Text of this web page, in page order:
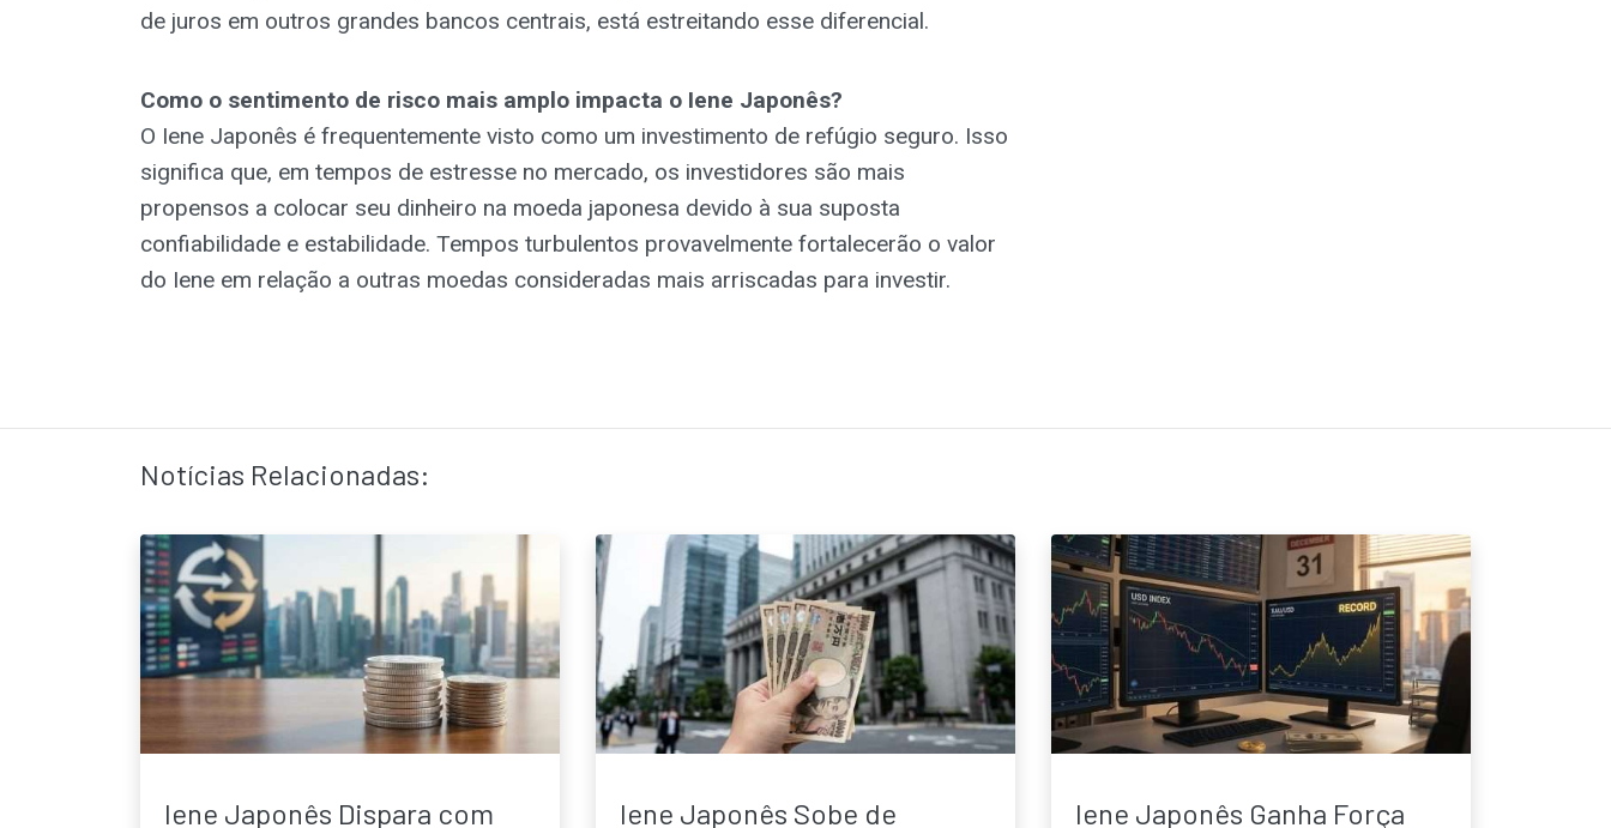
de juros em outros grandes bancos centrais, está estreitando esse diferencial.
Como o sentimento de risco mais amplo impacta o Iene Japonês?
O Iene Japonês é frequentemente visto como um investimento de refúgio seguro. Isso
significa que, em tempos de estresse no mercado, os investidores são mais
propensos a colocar seu dinheiro na moeda japonesa devido à sua suposta
confiabilidade e estabilidade. Tempos turbulentos provavelmente fortalecerão o valor
do Iene em relação a outras moedas consideradas mais arriscadas para investir.
Notícias Relacionadas:
Iene Japonês Dispara com Iene Japonês Sobe de Iene Japonês Ganha Força